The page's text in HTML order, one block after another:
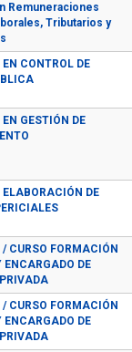
Remuneraciones
Tributarios y
CONTROL DE
GESTIÓN DE
DE
CURSO FORMACIÓN
ENCARGADO DE
CURSO FORMACIÓN
ENCARGADO DE
Formar una
en tu